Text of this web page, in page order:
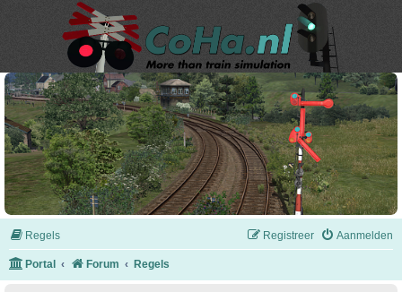
Regels Aanmelden
Registreer
Portal Forum Regels